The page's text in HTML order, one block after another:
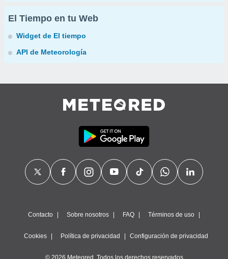
El Tiempo en tu Web
Widget de El tiempo
API de Meteorología
Contacto Sobre nosotros FAQ Términos de uso
Cookies Política de privacidad Configuración de privacidad
© 2026 Meteored. Todos los derechos reservados